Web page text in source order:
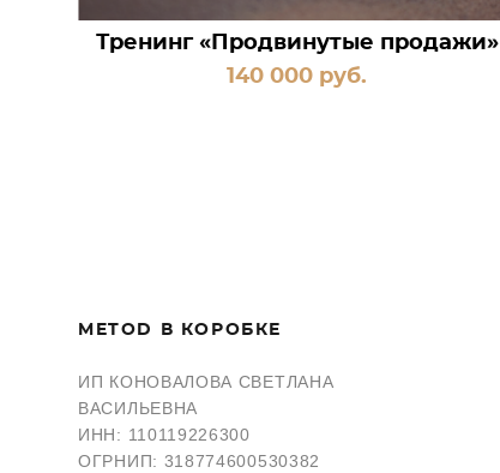
Тренинг «Продвинутые продажи»
140 000 pуб.
METOD В КОРОБКЕ
ИП КОНОВАЛОВА СВЕТЛАНА
ВАСИЛЬЕВНА
ИНН: 110119226300
ОГРНИП: 318774600530382